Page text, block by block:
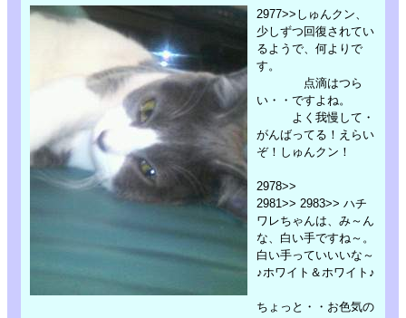
2977>>しゅんクン、
少しずつ回復されてい
るようで、何よりで
す。
点滴はつら
い・・ですよね。
よく我慢して・
がんばってる！えらい
ぞ！しゅんクン！
2978>>
2981>> 2983>> ハチ
ワレちゃんは、み～ん
な、白い手ですね～。
白い手っていいいな～
♪ホワイト＆ホワイト♪
ちょっと・・お色気の